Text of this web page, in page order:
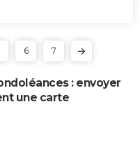
6 7
: envoyer
une carte